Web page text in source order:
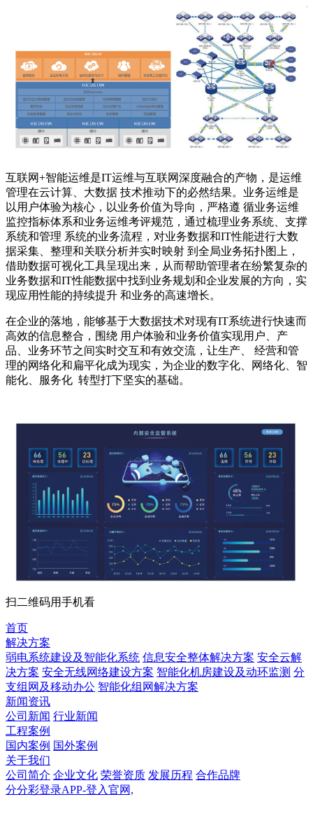
互联网+智能运维是IT运维与互联网深度融合的产物，是运维
管理在云计算、大数据 技术推动下的必然结果。业务运维是
以用户体验为核心，以业务价值为导向，严格遵 循业务运维
监控指标体系和业务运维考评规范，通过梳理业务系统、支撑
系统和管理 系统的业务流程，对业务数据和IT性能进行大数
据采集、整理和关联分析并实时映射 到全局业务拓扑图上，
借助数据可视化工具呈现出来，从而帮助管理者在纷繁复杂的
业务数据和IT性能数据中找到业务规划和企业发展的方向，实
现应用性能的持续提升 和业务的高速增长。
在企业的落地，能够基于大数据技术对现有IT系统进行快速而
高效的信息整合，围绕 用户体验和业务价值实现用户、产
品、业务环节之间实时交互和有效交流，让生产、 经营和管
理的网络化和扁平化成为现实，为企业的数字化、网络化、智
能化、服务化 转型打下坚实的基础。
扫二维码用手机看
首页
解决方案
弱电系统建设及智能化系统 信息安全整体解决方案 安全云解
决方案 安全无线网络建设方案 智能化机房建设及动环监测 分
支组网及移动办公 智能化组网解决方案
新闻资讯
公司新闻 行业新闻
工程案例
国内案例 国外案例
关于我们
公司简介 企业文化 荣誉资质 发展历程 合作品牌
分分彩登录APP-登入官网,